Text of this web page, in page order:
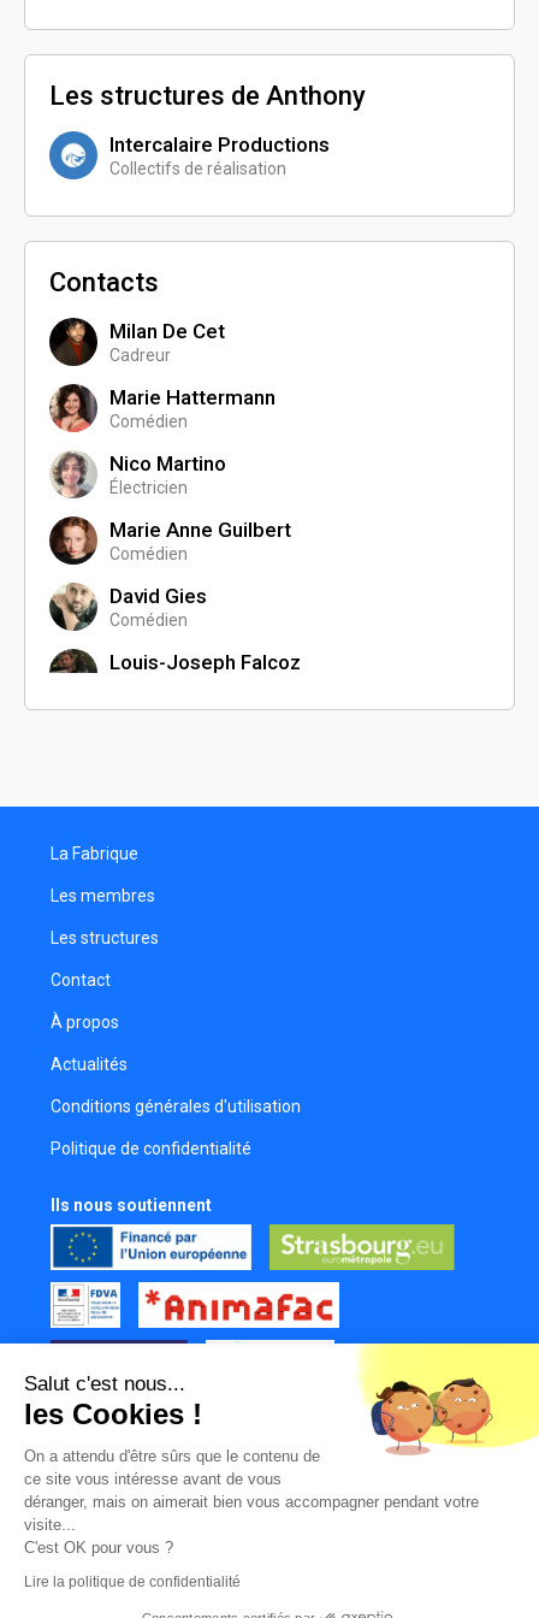
Les structures de Anthony
Intercalaire Productions
Collectifs de réalisation
Contacts
Milan De Cet
Cadreur
Marie Hattermann
Comédien
Nico Martino
Électricien
Marie Anne Guilbert
Comédien
David Gies
Comédien
Louis-Joseph Falcoz
Rock Brenner
Programmateur
Dorilys Bougardier
Rawia Grinou
Réalisatrice
Intercalaire Productions
Réalisatrice
Léa Chenal
Scripte
Jade Cousseau
Programmatrice
Luka Dourbecker
Assistant réalisateur
Joséphine Gabrovec
Cadreuse
Charlotte Le Dain
Monteuse
Scénariste
Anais Demange
Comédienne
La Fabrique
Les membres
Les structures
Contact
À propos
Actualités
Conditions générales d'utilisation
Politique de confidentialité
Ils nous soutiennent
Tous nos partenaires
Mur des contributeurs
Salut c'est nous...
les Cookies !
On a attendu d'être sûrs que le contenu de
ce site vous intéresse avant de vous
déranger, mais on aimerait bien vous accompagner pendant votre
visite...
C'est OK pour vous ?
Lire la politique de confidentialité